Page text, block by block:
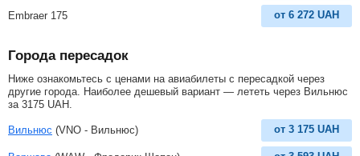
Embraer 175 от 6 272 UAH
Города пересадок
Ниже ознакомьтесь с ценами на авиабилеты с пересадкой через
другие города. Наиболее дешевый вариант — лететь через Вильнюс
за 3175 UAH
Вильнюс (VNO - Вильнюс) от 3 175 UAH